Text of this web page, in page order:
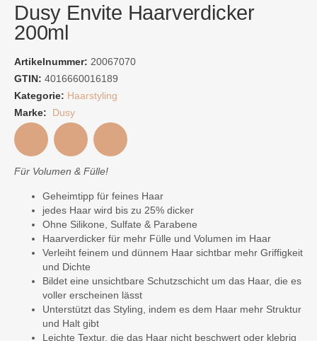
Dusy Envite Haarverdicker
200ml
Artikelnummer: 20067070
GTIN: 4016660016189
Kategorie: Haarstyling
Marke:
Dusy
Für Volumen & Fülle!
Geheimtipp für feines Haar
jedes Haar wird bis zu 25% dicker
Ohne Silikone, Sulfate & Parabene
Haarverdicker für mehr Fülle und Volumen im Haar
Verleiht feinem und dünnem Haar sichtbar mehr Griffigkeit
und Dichte
Bildet eine unsichtbare Schutzschicht um das Haar, die es
voller erscheinen lässt
Unterstützt das Styling, indem es dem Haar mehr Struktur
und Halt gibt
Leichte Textur, die das Haar nicht beschwert oder klebrig